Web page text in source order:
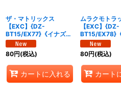
ザ・マトリックス
【EXC】{DZ-
BT15/EX77}《イナズマ
イレブン》
80円(税込)
カートに入れる
ムラクモトラ
【EXC】{DZ-
BT15/EX78}
イレブン》
80円(税込)
カート